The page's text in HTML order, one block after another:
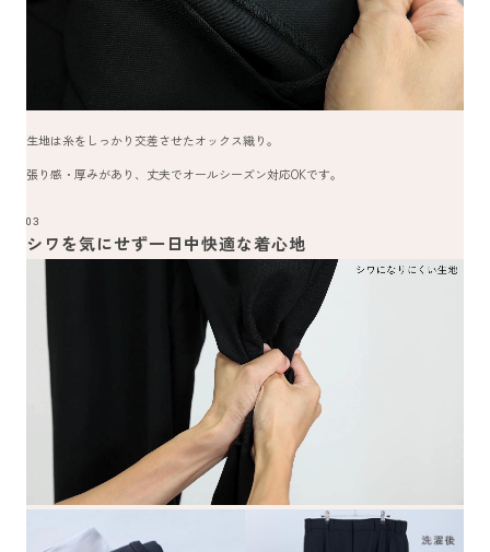
生地は糸をしっかり交差させたオックス織り。
張り感・厚みがあり、丈夫でオールシーズン対応OKです。
03
シワを気にせず一日中快適な着心地